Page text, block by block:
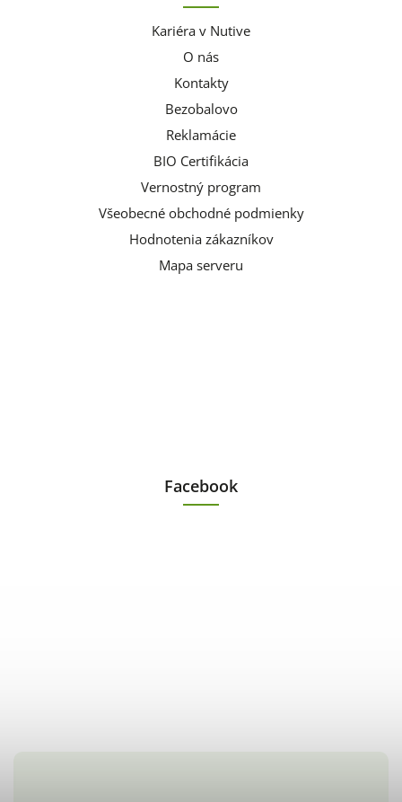
Kariéra v Nutive
O nás
Kontakty
Bezobalovo
Reklamácie
BIO Certifikácia
Vernostný program
Všeobecné obchodné podmienky
Hodnotenia zákazníkov
Mapa serveru
Facebook